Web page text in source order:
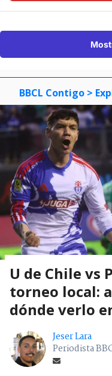
BBCL Contigo >
U de Chile vs
torneo local:
dónde verlo
Jeser Lara
Periodista